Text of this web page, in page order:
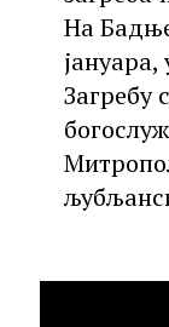
На
Загребу